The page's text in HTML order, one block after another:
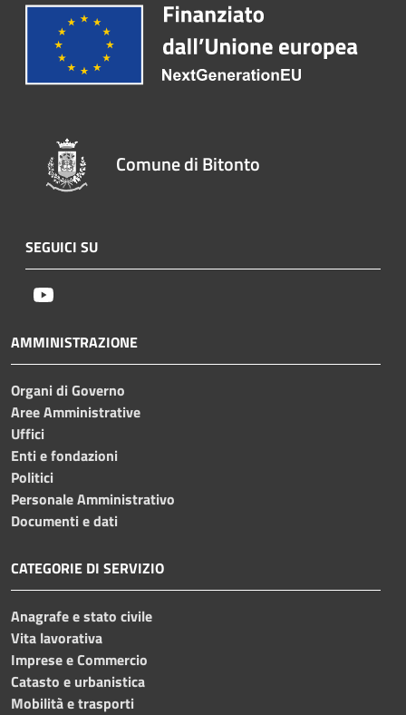
Comune di Bitonto
SEGUICI SU
AMMINISTRAZIONE
Organi di Governo
Aree Amministrative
Uffici
Enti e fondazioni
Politici
Personale Amministrativo
Documenti e dati
CATEGORIE DI SERVIZIO
Anagrafe e stato civile
Vita lavorativa
Imprese e Commercio
Catasto e urbanistica
Mobilità e trasporti